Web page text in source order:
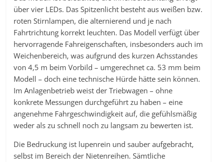
über vier LEDs. Das Spitzenlicht besteht aus weißen bzw.
roten Stirnlampen, die alternierend und je nach
Fahrtrichtung korrekt leuchten. Das Modell verfügt über
hervorragende Fahreigenschaften, insbesonders auch im
Weichenbereich, was aufgrund des kurzen Achsstandes
von 4,5 m beim Vorbild – umgerechnet ca. 53 mm beim
Modell – doch eine technische Hürde hätte sein können.
Im Anlagenbetrieb weist der Triebwagen – ohne
konkrete Messungen durchgeführt zu haben – eine
angenehme Fahrgeschwindigkeit auf, die gefühlsmäßig
weder als zu schnell noch zu langsam zu bewerten ist.
Die Bedruckung ist lupenrein und sauber aufgebracht,
selbst im Bereich der Nietenreihen. Sämtliche